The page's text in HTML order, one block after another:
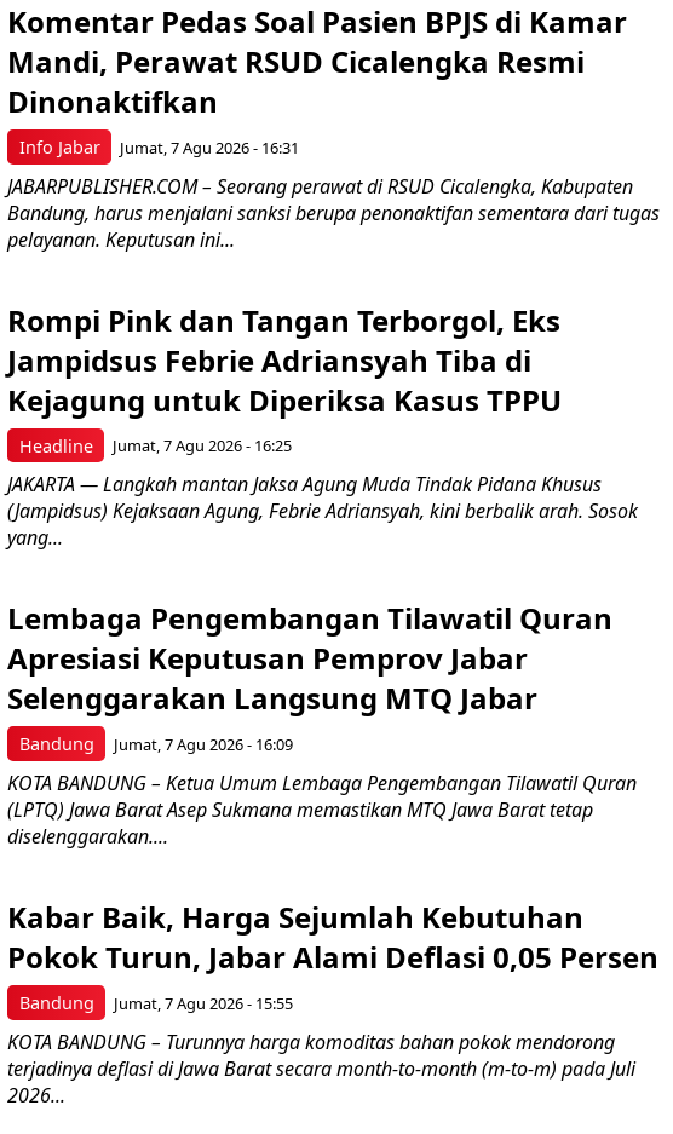
Info Jabar
Komentar Pedas Soal Pasien BPJS di Kamar
Mandi, Perawat RSUD Cicalengka Resmi
Dinonaktifkan
Jumat, 7 Agu 2026 - 16:31
JABARPUBLISHER.COM – Seorang perawat di RSUD Cicalengka, Kabupaten
Bandung, harus menjalani sanksi berupa penonaktifan sementara dari tugas
pelayanan. Keputusan ini...
Headline
Rompi Pink dan Tangan Terborgol, Eks
Jampidsus Febrie Adriansyah Tiba di
Kejagung untuk Diperiksa Kasus TPPU
Jumat, 7 Agu 2026 - 16:25
JAKARTA — Langkah mantan Jaksa Agung Muda Tindak Pidana Khusus
(Jampidsus) Kejaksaan Agung, Febrie Adriansyah, kini berbalik arah. Sosok
yang...
Bandung
Lembaga Pengembangan Tilawatil Quran
Apresiasi Keputusan Pemprov Jabar
Selenggarakan Langsung MTQ Jabar
Jumat, 7 Agu 2026 - 16:09
KOTA BANDUNG – Ketua Umum Lembaga Pengembangan Tilawatil Quran
(LPTQ) Jawa Barat Asep Sukmana memastikan MTQ Jawa Barat tetap
diselenggarakan....
Bandung
Kabar Baik, Harga Sejumlah Kebutuhan
Pokok Turun, Jabar Alami Deflasi 0,05 Persen
Jumat, 7 Agu 2026 - 15:55
KOTA BANDUNG – Turunnya harga komoditas bahan pokok mendorong
terjadinya deflasi di Jawa Barat secara month-to-month (m-to-m) pada Juli
2026...